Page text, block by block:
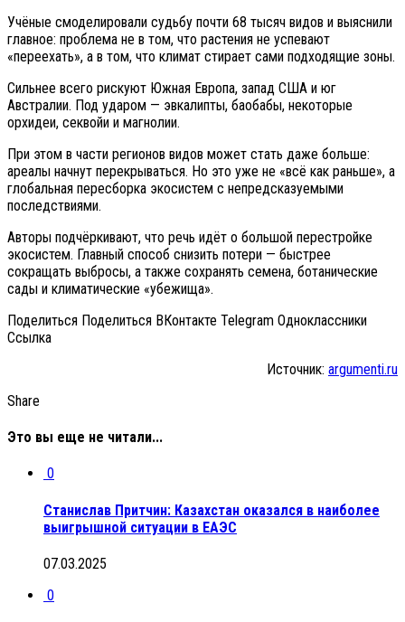
Учёные смоделировали судьбу почти 68 тысяч видов и выяснили
главное: проблема не в том, что растения не успевают
«переехать», а в том, что климат стирает сами подходящие зоны.
Сильнее всего рискуют Южная Европа, запад США и юг
Австралии. Под ударом — эвкалипты, баобабы, некоторые
орхидеи, секвойи и магнолии.
При этом в части регионов видов может стать даже больше:
ареалы начнут перекрываться. Но это уже не «всё как раньше», а
глобальная пересборка экосистем с непредсказуемыми
последствиями.
Авторы подчёркивают, что речь идёт о большой перестройке
экосистем. Главный способ снизить потери — быстрее
сокращать выбросы, а также сохранять семена, ботанические
сады и климатические «убежища».
Поделиться Поделиться ВКонтакте Telegram Одноклассники
Cсылка
Источник: argumenti.ru
Share
Это вы еще не читали...
0
Станислав Притчин: Казахстан оказался в наиболее
выигрышной ситуации в ЕАЭС
07.03.2025
0